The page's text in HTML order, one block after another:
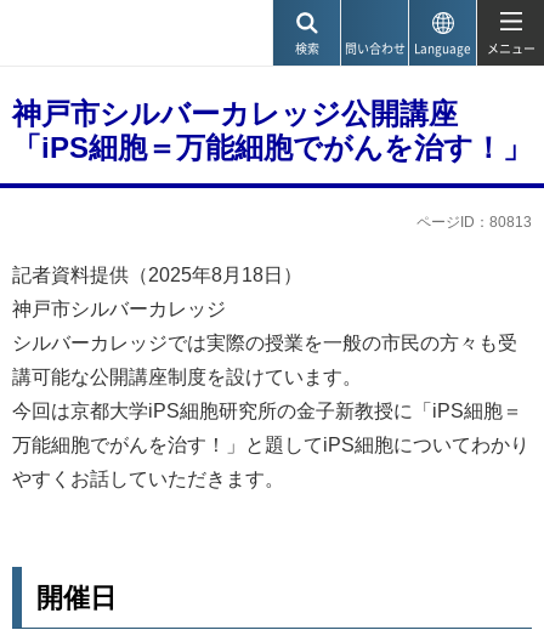
検索 問い合わせ Language メニュー
神戸市シルバーカレッジ公開講座
「iPS細胞＝万能細胞でがんを治す！」
ページID：80813
記者資料提供（2025年8月18日）
神戸市シルバーカレッジ
シルバーカレッジでは実際の授業を一般の市民の方々も受
講可能な公開講座制度を設けています。
今回は京都大学iPS細胞研究所の金子新教授に「iPS細胞＝
万能細胞でがんを治す！」と題してiPS細胞についてわかり
やすくお話していただきます。
開催日